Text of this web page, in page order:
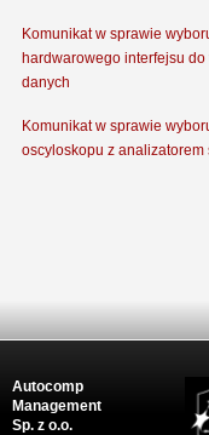
Komunikat w sprawie
hardwarowego interfejsu do
danych
Komunikat w sprawie
oscyloskopu z analizatorem
Autocomp
Management
Sp. z o.o.